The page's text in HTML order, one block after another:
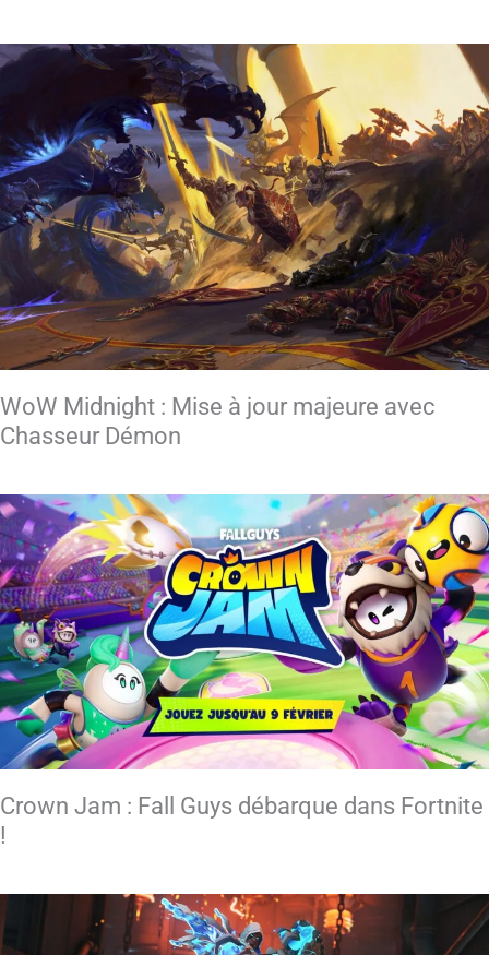
WoW Midnight : Mise à jour majeure avec
Chasseur Démon
Crown Jam : Fall Guys débarque dans Fortnite
!